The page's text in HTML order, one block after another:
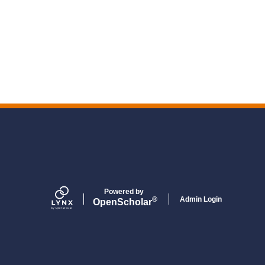
Powered by
OpenScholar® Admin Login